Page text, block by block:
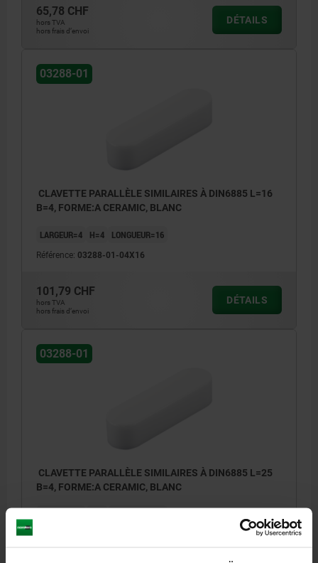
65,78 CHF
hors TVA
hors frais d’envoi
DÉTAILS
03288-01
CLAVETTE PARALLÈLE SIMILAIRES À DIN6885 L=16
B=4, FORME:A CERAMIC, BLANC
LARGEUR=4 H=4 LONGUEUR=16
Référence: 03288-01-04X16
101,79 CHF
hors TVA
hors frais d’envoi
DÉTAILS
03288-01
CLAVETTE PARALLÈLE SIMILAIRES À DIN6885 L=25
B=4, FORME:A CERAMIC, BLANC